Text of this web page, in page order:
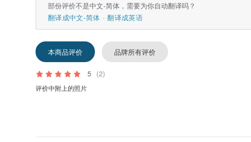
部份评价不是中文-简体，需要为你自动翻译吗？
翻译成中文-简体
翻译成英语
本商品评价 品牌所有评价
5 (2)
评价中附上的照片